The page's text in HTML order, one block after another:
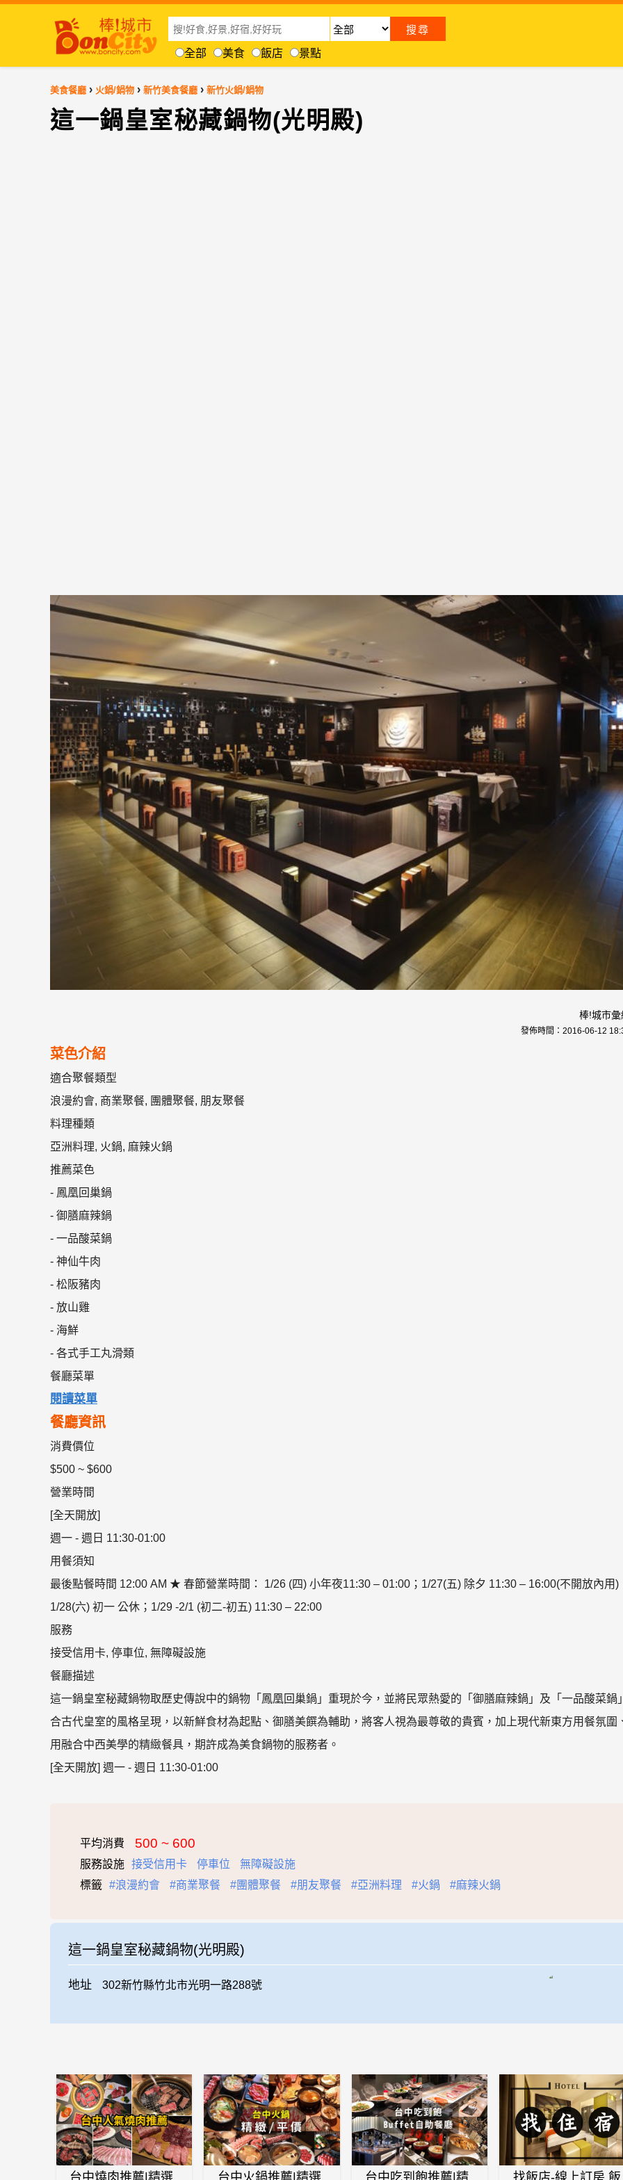
全部 美食 飯店 景點
美食餐廳 › 火鍋/鍋物 › 新竹美食餐廳 › 新竹火鍋/鍋物
這一鍋皇室秘藏鍋物(光明殿)
棒!城市彙
發佈時間： 2016-06-12
菜色介紹
適合聚餐類型
浪漫約會, 商業聚餐, 團體聚餐, 朋友聚餐
料理種類
亞洲料理, 火鍋, 麻辣火鍋
推薦菜色
- 鳳凰回巢鍋
- 御膳麻辣鍋
- 一品酸菜鍋
- 神仙牛肉
- 松阪豬肉
- 放山雞
- 海鮮
- 各式手工丸滑類
餐廳菜單
閱讀菜單
餐廳資訊
消費價位
$500 ~ $600
營業時間
[全天開放]
週一 - 週日 11:30-01:00
用餐須知
最後點餐時間 12:00 AM ★ 春節營業時間： 1/26 (四) 小年夜11:30 – 01:00；1/27(五) 除夕 11:30 – 16:00(不開放內用)
1/28(六) 初一 公休；1/29 -2/1 (初二-初五) 11:30 – 22:00
服務
接受信用卡, 停車位, 無障礙設施
餐廳描述
這一鍋皇室秘藏鍋物取歷史傳說中的鍋物「鳳凰回巢鍋」重現於今，並將民眾熱愛的「御膳麻辣鍋」及「一品酸菜鍋
合古代皇室的風格呈現，以新鮮食材為起點、御膳美饌為輔助，將客人視為最尊敬的貴賓，加上現代新東方用餐氛圍
用融合中西美學的精緻餐具，期許成為美食鍋物的服務者。
[全天開放] 週一 - 週日 11:30-01:00
平均消費 500 ~ 600
服務設施 接受信用卡 停車位
無障礙設施
標籤
#浪漫約會 #商業聚餐 #團體聚餐 #朋友聚餐 #亞洲料理 #火鍋 #麻辣火鍋
這一鍋皇室秘藏鍋物(光明殿)
地址 302新竹縣竹北市光明一路288號